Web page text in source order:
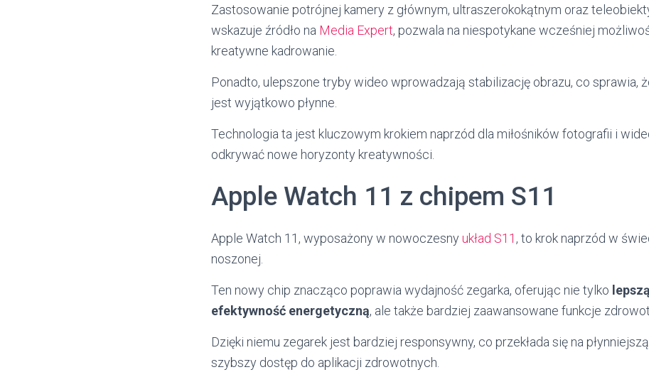
Zastosowanie potrójnej kamery z głównym, ultraszerokokątnym oraz
wskazuje źródło na Media Expert, pozwala na niespotykane wcześniej
kreatywne kadrowanie.
Ponadto, ulepszone tryby wideo wprowadzają stabilizację obrazu, co sprawia,
jest wyjątkowo płynne.
Technologia ta jest kluczowym krokiem naprzód dla miłośników fotografii i
odkrywać nowe horyzonty kreatywności.
Apple Watch 11 z chipem S11
Apple Watch 11, wyposażony w nowoczesnyukład S11 , to krok naprzód w
noszonej.
Ten nowy chip znacząco poprawia wydajność zegarka, oferując nie tylko
efektywność energetyczną, ale także bardziej zaawansowane funkcje
Dzięki niemu zegarek jest bardziej responsywny, co przekłada się na
szybszy dostęp do aplikacji zdrowotnych.